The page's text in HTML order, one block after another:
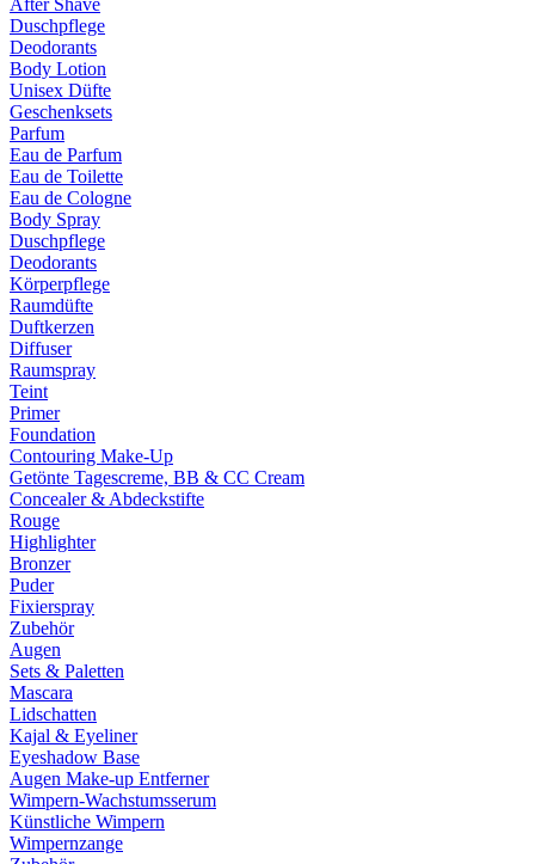
After Shave
Duschpflege
Deodorants
Body Lotion
Unisex Düfte
Geschenksets
Parfum
Eau de Parfum
Eau de Toilette
Eau de Cologne
Body Spray
Duschpflege
Deodorants
Körperpflege
Raumdüfte
Duftkerzen
Diffuser
Raumspray
Teint
Primer
Foundation
Contouring Make-Up
Getönte Tagescreme, BB & CC Cream
Concealer & Abdeckstifte
Rouge
Highlighter
Bronzer
Puder
Fixierspray
Zubehör
Augen
Sets & Paletten
Mascara
Lidschatten
Kajal & Eyeliner
Eyeshadow Base
Augen Make-up Entferner
Wimpern-Wachstumsserum
Künstliche Wimpern
Wimpernzange